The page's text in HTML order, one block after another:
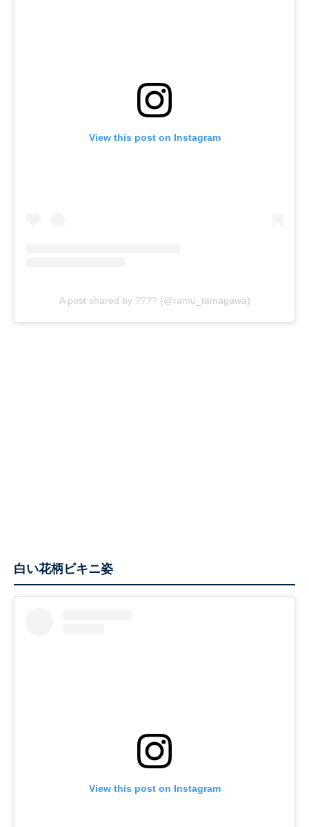
View this post on Instagram
A post shared by ???? (@ramu_tamagawa)
白い花柄ビキニ姿
View this post on Instagram